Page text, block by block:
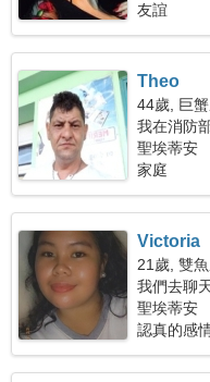
友誼
Theo
44歲, 巨
我在消防
聖埃蒂安
家庭
Victoria
21歲, 雙
我們去聊
聖埃蒂安
認真的感